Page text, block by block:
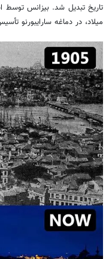
تاریخ تبدیل شد. بیزانس توسط
میلاد، در دماغه سارایبورنو